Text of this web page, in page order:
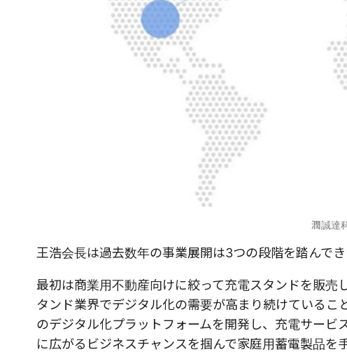
潤誠達
王浩会長は過去数年の事業展開は3つの段階を踏んでき
最初は商業用不動産向けに絞って充電スタンドを販売
タンド業界でデジタル化の需要が高まり続けている
のデジタル化プラットフォームを開発し、充電サー
に広がるビジネスチャンスを掴んで家庭用蓄電製品